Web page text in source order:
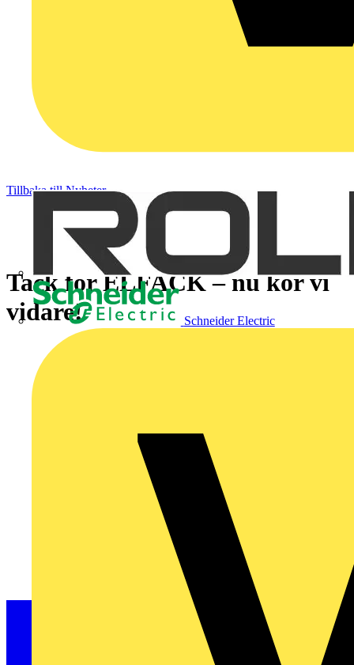
Schneider Electric
Tillbaka till Nyheter
Tack för ELFACK – nu kör vi
vidare!